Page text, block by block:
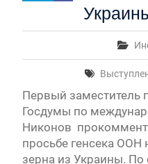
М.В.Ломоносова в
конкурсу
Вячеслав Никонов в
Первый канал,
Вячеслав Никонов в
Первый канал,
Первый заместитель
Госдумы по
Никонов
просьбе генсека ООН
зерна из Украины.